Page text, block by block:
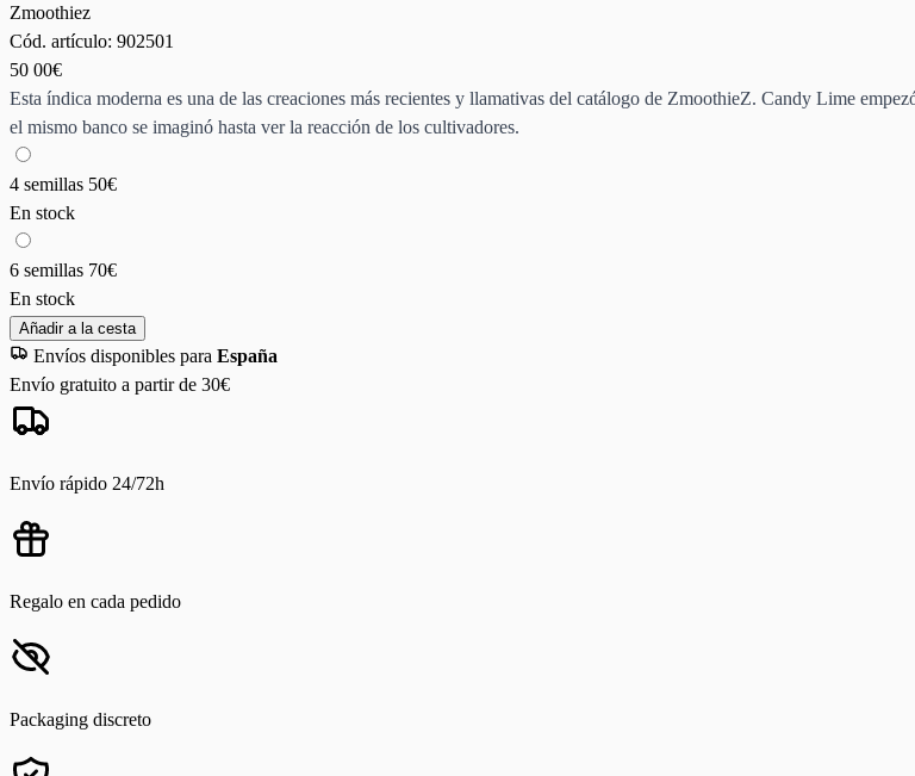
Zmoothiez
Cód. artículo: 902501
50 00€
Esta índica moderna es una de las creaciones más recientes y llamativas del catálogo de ZmoothieZ. Candy Lime
el mismo banco se imaginó hasta ver la reacción de los cultivadores.
4 semillas 50€
En stock
6 semillas 70€
En stock
Añadir a la cesta
Envíos disponibles para España
Envío gratuito a partir de 30€
Envío rápido 24/72h
Regalo en cada pedido
Packaging discreto